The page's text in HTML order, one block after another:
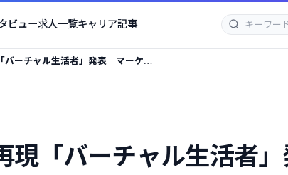
ビュー求人一覧キャリア記事
バーチャル生活者」発表 マーケ業
現「バーチャル生活者